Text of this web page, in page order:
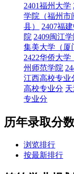
2401福州大学
学院（福州市
县）
2407福
院 2409闽江
集美大学（厦
2422华侨大学
州师范学院
江西高校专业
高校专业分
专业分
历年录取分
浏览排行
按最新排行